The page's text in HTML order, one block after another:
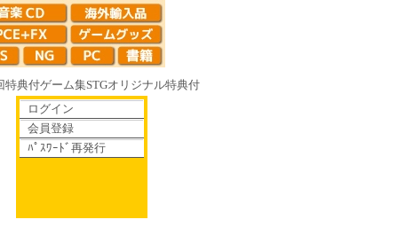
特典付ゲーム集STGオリジナル特典付
ログイン
会員登録
ﾊﾟｽﾜｰﾄﾞ再発行